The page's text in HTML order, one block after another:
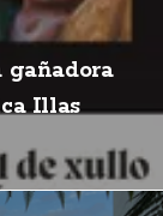
gañadora
Illas